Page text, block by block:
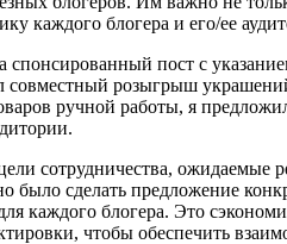
каждого блогера и его/ее
спонсированный пост с
совместный розыгрыш
ручной работы, я
сотрудничества, ожидаемые
было сделать предложение
каждого блогера. Это
чтобы обеспечить